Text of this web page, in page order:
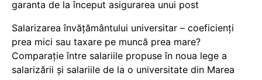
garanta de la început asigurarea unui post
Salarizarea învățământului universitar – coeficienți
prea mici sau taxare pe muncă prea mare?
Comparație între salariile propuse în noua lege a
salarizării și salariile de la o universitate din Marea